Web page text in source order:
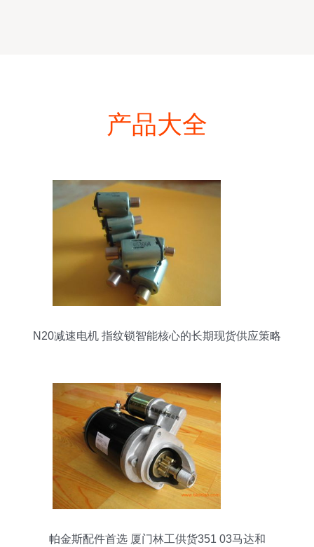
产品大全
N20减速电机 指纹锁智能核心的长期现货供应策略
帕金斯配件首选 厦门林工供货351 03马达和